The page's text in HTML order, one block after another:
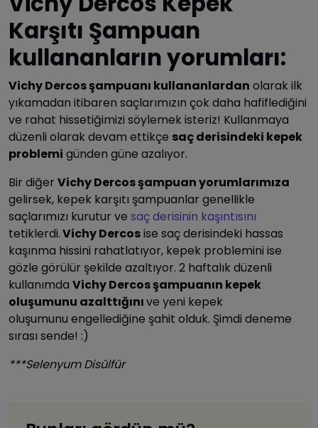
Karşıtı Şampuan
kullananların yorumları:
Vichy Dercos şampuanı kullananlardan olarak ilk
yıkamadan itibaren saçlarımızın çok daha hafiflediğini
ve rahat hissetiğimizi söylemek isteriz! Kullanmaya
düzenli olarak devam ettikçe saç derisindeki kepek
problemi günden güne azalıyor.
Bir diğer Vichy Dercos şampuan yorumlarımıza
gelirsek, kepek karşıtı şampuanlar genellikle
saçlarımızı kurutur ve saç derisinin kaşıntısını
tetiklerdi.Vichy Dercosise saç derisindeki hassas
kaşınma hissini rahatlatıyor, kepek problemini ise
gözle görülür şekilde azaltıyor. 2 haftalık düzenli
kullanımda Vichy Dercos şampuanın kepek
oluşumunu azalttığınıve yeni kepek
oluşumunu engellediğine şahit olduk. Şimdi deneme
sırası sende! :)
***Selenyum Disülfür